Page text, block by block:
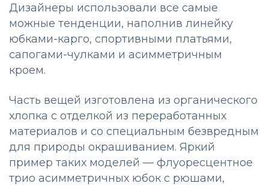
Дизайнеры использовали все самые
можные тенденции, наполнив линейку
юбками-карго, спортивными платьями,
сапогами-чулками и асимметричным
кроем.
Часть вещей изготовлена из органического
хлопка с отделкой из переработанных
материалов и со специальным безвредным
для природы окрашиванием. Яркий
пример таких моделей — флуоресцентное
трио асимметричных юбок с рюшами,